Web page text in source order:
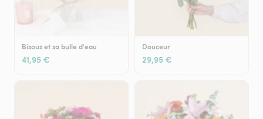
Bisous et sa bulle d'eau
41,95 €
Douceur
29,95 €